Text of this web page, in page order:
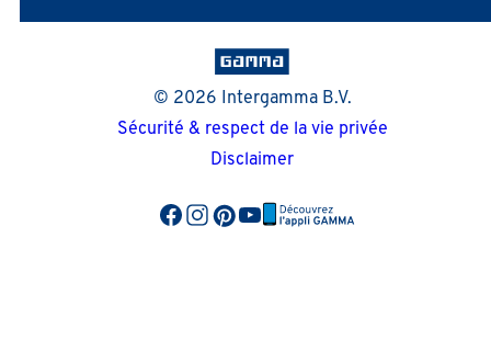
© 2026 Intergamma B.V.
Sécurité & respect de la vie privée
Disclaimer